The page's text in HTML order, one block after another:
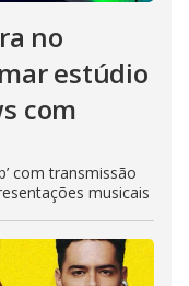
no
estúdio
com
com transmissão
musicais